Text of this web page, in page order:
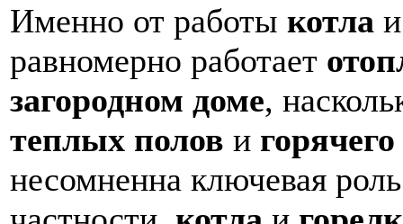
Именно от работы котла
равномерно работает
загородном доме,
теплых полов и
несомненна ключевая